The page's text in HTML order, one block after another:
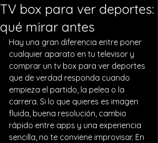
TV box para ver deportes:
qué mirar antes
Hay una gran diferencia entre poner
cualquier aparato en tu televisor y
comprar un tv box para ver deportes
que de verdad responda cuando
empieza el partido, la pelea o la
carrera. Si lo que quieres es imagen
fluida, buena resolución, cambio
rápido entre apps y una experiencia
sencilla, no te conviene improvisar. En